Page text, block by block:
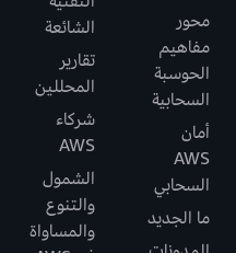
محور
مفاهيم
الحوسبة
السحابية
أمان
AWS
السحابي
ما الجديد
الشائعة
تقارير
المحللين
شركاء
AWS
الشمول
والتنوع
والمساواة